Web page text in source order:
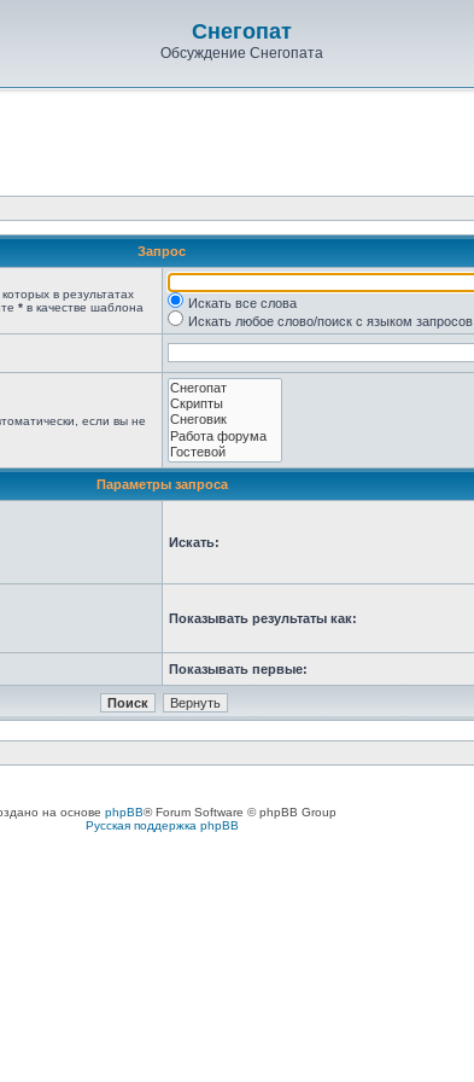
Снегопат
Обсуждение Снегопата
Запрос
в результатах
* в качестве шаблона
Искать все слова
Искать любое слово/поиск с языком запросов
если вы не
Параметры запроса
Искать:
Показывать результаты как:
Показывать первые:
на основе phpBB® Forum Software © phpBB Group
Русская поддержка phpBB